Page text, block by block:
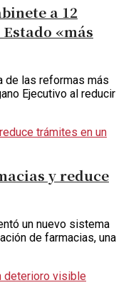
a 12
«más
de las reformas más
Ejecutivo al reducir
y reduce
un nuevo sistema
de farmacias, una